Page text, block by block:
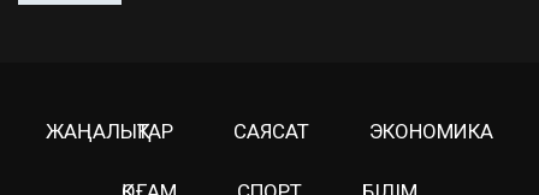
ЖАҢАЛЫҚТАР САЯСАТ ЭКОНОМИКА